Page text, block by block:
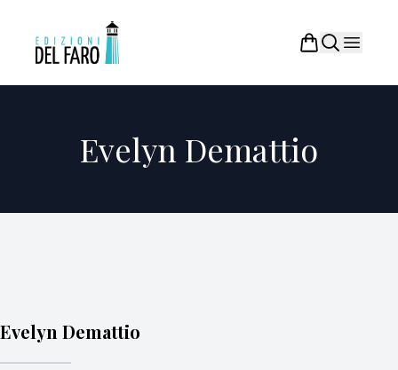
Evelyn Demattio
Evelyn Demattio